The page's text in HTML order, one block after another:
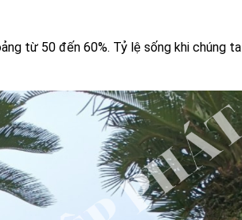
từ 50 đến 60%. Tỷ lệ sống khi chúng ta